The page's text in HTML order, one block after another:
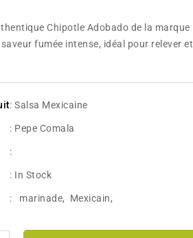
Chipotle Adobado de la
fumée intense, idéal pour relever
: Salsa Mexicaine
: Pepe Comala
:
: In Stock
: marinade, Mexicain,